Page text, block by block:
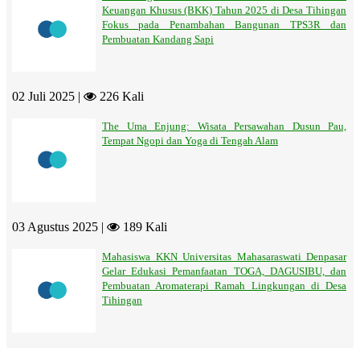
Keuangan Khusus (BKK) Tahun 2025 di Desa Tihingan
Fokus pada Penambahan Bangunan TPS3R dan
Pembuatan Kandang Sapi
02 Juli 2025 | 226 Kali
The Uma Enjung: Wisata Persawahan Dusun Pau,
Tempat Ngopi dan Yoga di Tengah Alam
03 Agustus 2025 | 189 Kali
Mahasiswa KKN Universitas Mahasaraswati Denpasar
Gelar Edukasi Pemanfaatan TOGA, DAGUSIBU, dan
Pembuatan Aromaterapi Ramah Lingkungan di Desa
Tihingan